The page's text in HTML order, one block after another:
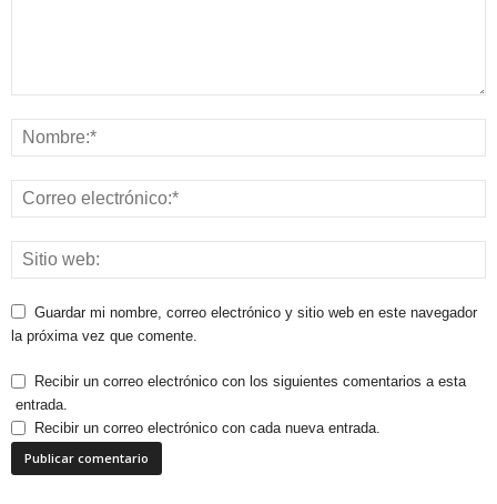
Guardar mi nombre, correo electrónico y sitio web en este navegador
la próxima vez que comente.
Recibir un correo electrónico con los siguientes comentarios a esta
entrada.
Recibir un correo electrónico con cada nueva entrada.